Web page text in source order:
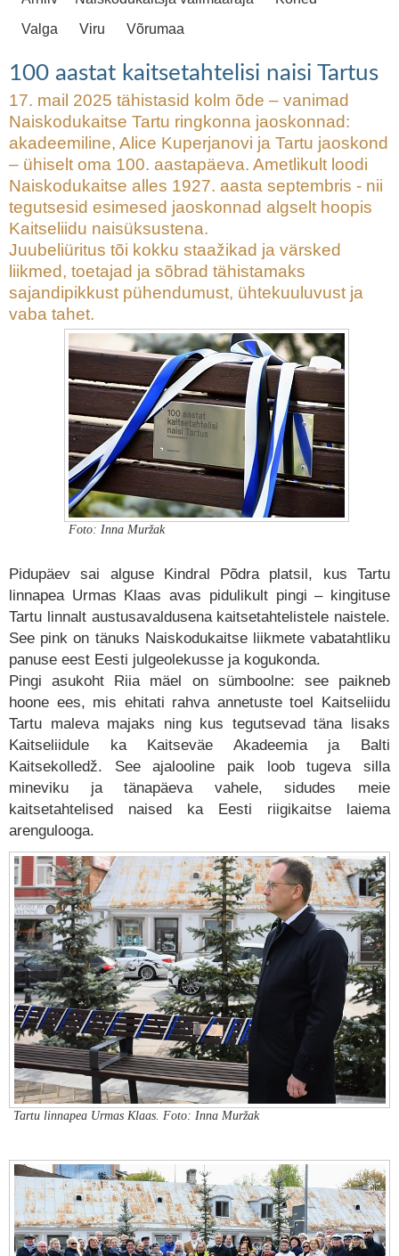
Mari Raamoti XV rattaretk 2025: tagasi
Tartumaal100 aastat kaitsetahtelisi naisi
Valga
Viru Võrumaa
100 aastat kaitsetahtelisi naisi Tartus
17. mail 2025 tähistasid kolm õde – vanimad
Naiskodukaitse Tartu ringkonna jaoskonnad:
akadeemiline, Alice Kuperjanovi ja Tartu jaoskond
– ühiselt oma 100. aastapäeva. Ametlikult loodi
Naiskodukaitse alles 1927. aasta septembris - nii
tegutsesid esimesed jaoskonnad algselt hoopis
Kaitseliidu naisüksustena.
Juubeliüritus tõi kokku staažikad ja värsked
liikmed, toetajad ja sõbrad tähistamaks
sajandipikkust pühendumust, ühtekuuluvust ja
vaba tahet.
Foto: Inna Muržak
Pidupäev sai alguse Kindral Põdra platsil, kus Tartu
linnapea Urmas Klaas avas pidulikult pingi – kingituse
Tartu linnalt austusavaldusena kaitsetahtelistele naistele.
See pink on tänuks Naiskodukaitse liikmete vabatahtliku
panuse eest Eesti julgeolekusse ja kogukonda.
Pingi asukoht Riia mäel on sümboolne: see paikneb
hoone ees, mis ehitati rahva annetuste toel Kaitseliidu
Tartu maleva majaks ning kus tegutsevad täna lisaks
Kaitseliidule ka Kaitseväe Akadeemia ja Balti
Kaitsekolledž. See ajalooline paik loob tugeva silla
mineviku ja tänapäeva vahele, sidudes meie
kaitsetahtelised naised ka Eesti riigikaitse laiema
arengulooga.
Tartu linnapea Urmas Klaas. Foto: Inna Muržak